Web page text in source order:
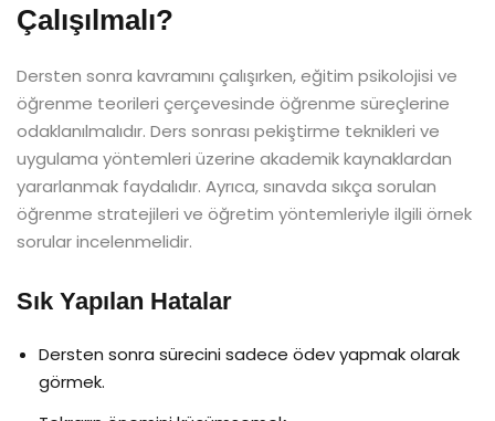
Çalışılmalı?
Dersten sonra kavramını çalışırken, eğitim psikolojisi ve
öğrenme teorileri çerçevesinde öğrenme süreçlerine
odaklanılmalıdır. Ders sonrası pekiştirme teknikleri ve
uygulama yöntemleri üzerine akademik kaynaklardan
yararlanmak faydalıdır. Ayrıca, sınavda sıkça sorulan
öğrenme stratejileri ve öğretim yöntemleriyle ilgili örnek
sorular incelenmelidir.
Sık Yapılan Hatalar
Dersten sonra sürecini sadece ödev yapmak olarak
görmek.